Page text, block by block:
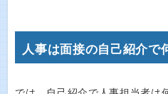
人事は面接の自己紹介で